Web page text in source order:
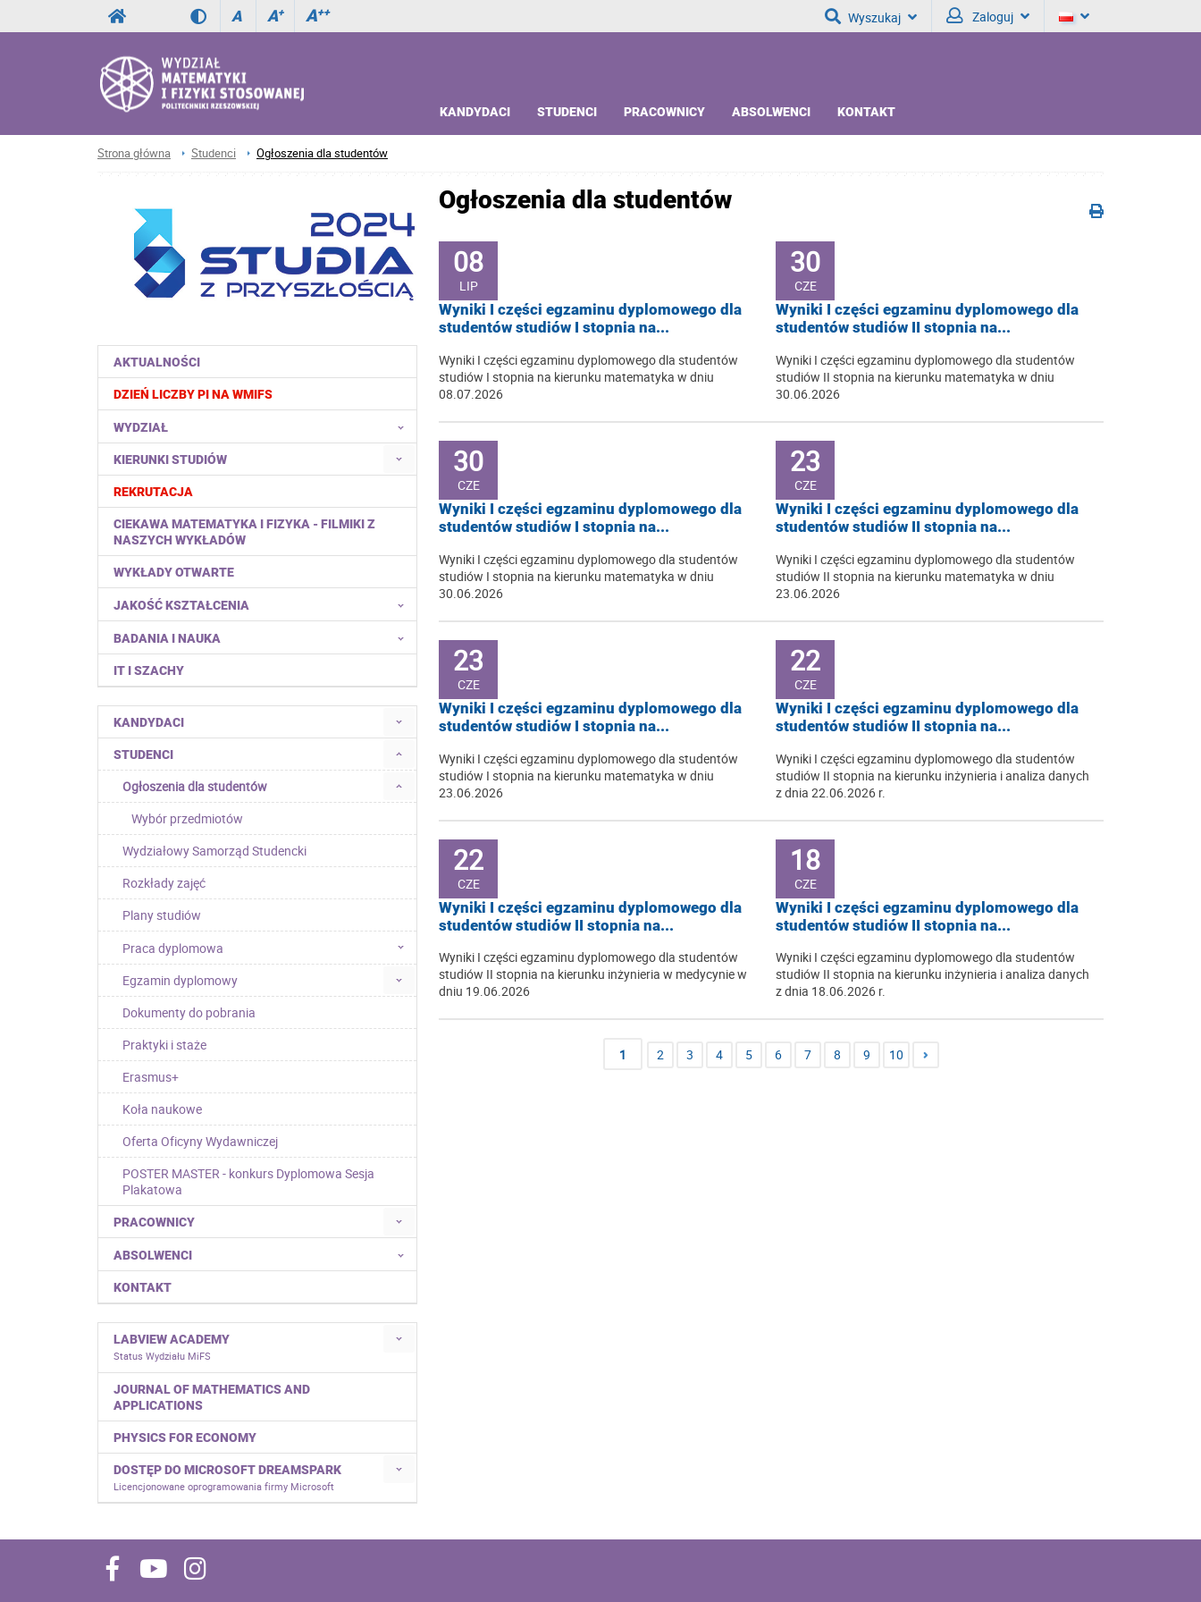
A A+ A++ Wyszukaj Zaloguj
KANDYDACI STUDENCI PRACOWNICY ABSOLWENCI KONTAKT
Strona główna Studenci Ogłoszenia dla studentów
AKTUALNOŚCI
DZIEŃ LICZBY PI NA WMIFS
WYDZIAŁ
KIERUNKI STUDIÓW
REKRUTACJA
CIEKAWA MATEMATYKA I FIZYKA - FILMIKI Z
NASZYCH WYKŁADÓW
WYKŁADY OTWARTE
JAKOŚĆ KSZTAŁCENIA
BADANIA I NAUKA
IT I SZACHY
KANDYDACI
STUDENCI
Ogłoszenia dla studentów
Wybór przedmiotów
Wydziałowy Samorząd Studencki
Rozkłady zajęć
Plany studiów
Praca dyplomowa
Egzamin dyplomowy
Dokumenty do pobrania
Praktyki i staże
Erasmus+
Koła naukowe
Oferta Oficyny Wydawniczej
POSTER MASTER - konkurs Dyplomowa Sesja
Plakatowa
PRACOWNICY
ABSOLWENCI
KONTAKT
LABVIEW ACADEMY
Status Wydziału MiFS
JOURNAL OF MATHEMATICS AND
APPLICATIONS
PHYSICS FOR ECONOMY
DOSTĘP DO MICROSOFT DREAMSPARK
Licencjonowane oprogramowania firmy Microsoft
Ogłoszenia dla studentów
08
LIP
Wyniki I części egzaminu dyplomowego dla
studentów studiów I stopnia na...
Wyniki I części egzaminu dyplomowego dla studentów
studiów I stopnia na kierunku matematyka w dniu
08.07.2026
30
CZE
Wyniki I części egzaminu dyplomowego dla
studentów studiów II stopnia na...
Wyniki I części egzaminu dyplomowego dla studentów
studiów II stopnia na kierunku matematyka w dniu
30.06.2026
30
CZE
Wyniki I części egzaminu dyplomowego dla
studentów studiów I stopnia na...
Wyniki I części egzaminu dyplomowego dla studentów
studiów I stopnia na kierunku matematyka w dniu
30.06.2026
23
CZE
Wyniki I części egzaminu dyplomowego dla
studentów studiów II stopnia na...
Wyniki I części egzaminu dyplomowego dla studentów
studiów II stopnia na kierunku matematyka w dniu
23.06.2026
23
CZE
Wyniki I części egzaminu dyplomowego dla
studentów studiów I stopnia na...
Wyniki I części egzaminu dyplomowego dla studentów
studiów I stopnia na kierunku matematyka w dniu
23.06.2026
22
CZE
Wyniki I części egzaminu dyplomowego dla
studentów studiów II stopnia na...
Wyniki I części egzaminu dyplomowego dla studentów
studiów II stopnia na kierunku inżynieria i analiza danych
z dnia 22.06.2026 r.
22
CZE
Wyniki I części egzaminu dyplomowego dla
studentów studiów II stopnia na...
Wyniki I części egzaminu dyplomowego dla studentów
studiów II stopnia na kierunku inżynieria w medycynie w
dniu 19.06.2026
18
CZE
Wyniki I części egzaminu dyplomowego dla
studentów studiów II stopnia na...
Wyniki I części egzaminu dyplomowego dla studentów
studiów II stopnia na kierunku inżynieria i analiza danych
z dnia 18.06.2026 r.
1 2 3 4 5 6 7 8 9 10